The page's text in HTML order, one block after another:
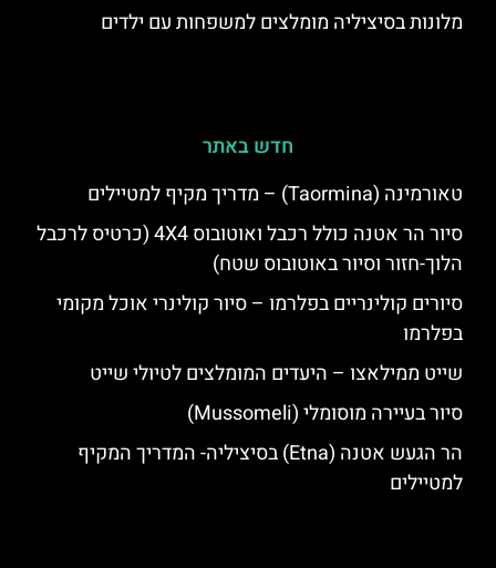
מלונות בסיציליה מומלצים למשפחות עם ילדים
חדש באתר
טאורמינה (Taormina) – מדריך מקיף למטיילים
סיור הר אטנה כולל רכבל ואוטובוס 4X4 (כרטיס לרכבל
הלוך-חזור וסיור באוטובוס שטח)
סיורים קולינריים בפלרמו – סיור קולינרי אוכל מקומי
בפלרמו
שייט ממילאצו – היעדים המומלצים לטיולי שייט
סיור בעיירה מוסומלי (Mussomeli)
הר הגעש אטנה (Etna) בסיציליה- המדריך המקיף
למטיילים